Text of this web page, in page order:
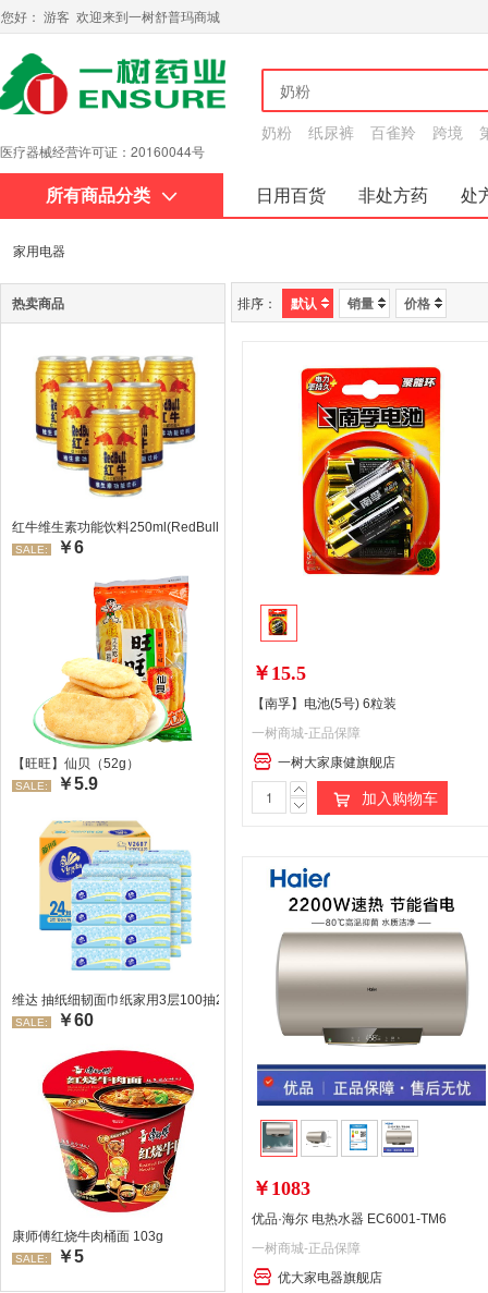
您好： 游客 欢迎来到一树舒普玛商城
医疗器械经营许可证：20160044号
奶粉 纸尿裤 百雀羚 跨境
所有商品分类 日用百货 非处方药
处
家用电器
热卖商品
红牛维生素功能饮料250ml(RedBull/红牛)
SALE: ￥6
【旺旺】仙贝（52g）
SALE: ￥5.9
维达 抽纸细韧面巾纸家用3层100抽24包/箱 超值装 偏远地区不发货偏远地区:(含
SALE: ￥60
康师傅红烧牛肉桶面 103g
SALE: ￥5
排序： 默认 销量 价格
￥15.5
【南孚】电池(5号) 6粒装
一树商城-正品保障
一树大家康健旗舰店
加入购物车
￥1083
优品·海尔 电热水器 EC6001-TM6
一树商城-正品保障
优大家电器旗舰店